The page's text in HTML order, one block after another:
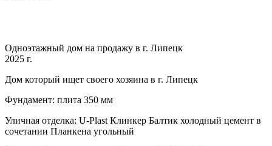
Одноэтажный дом на продажу в г. Липецк
2025 г.
Дом который ищет своего хозяина в г. Липецк
Фундамент: плита 350 мм
Уличная отделка: U-Plast Клинкер Балтик холодный цемент в
сочетании Планкена угольный